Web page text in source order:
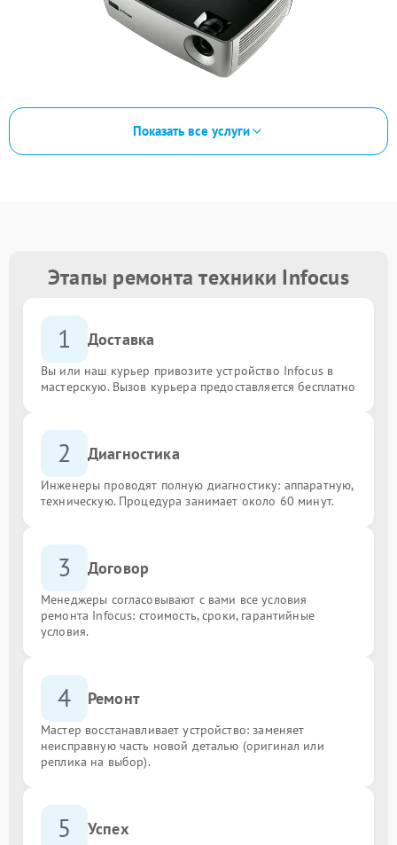
Показать все услуги
Этапы ремонта техники Infocus
1 Доставка
Вы или наш курьер привозите устройство Infocus в
мастерскую. Вызов курьера предоставляется бесплатно
2 Диагностика
Инженеры проводят полную диагностику: аппаратную,
техническую. Процедура занимает около 60 минут.
3 Договор
Менеджеры согласовывают с вами все условия
ремонта Infocus: стоимость, сроки, гарантийные
условия.
4 Ремонт
Мастер восстанавливает устройство: заменяет
неисправную часть новой деталью (оригинал или
реплика на выбор).
5 Успех